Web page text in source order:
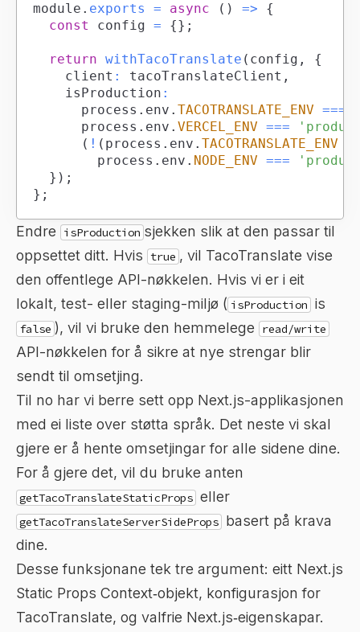
module . exports = async ( ) =>
{
const
config = {} ;
return withTacoTranslate ( config ,
{
		client
: tacoTranslateClient ,
		isProduction
:
			process
. env . TACOTRANSLATE_ENV ===
			process
. env . VERCEL_ENV ===
( ! ( process . env . TACOTRANSLATE_ENV
				process
. env . NODE_ENV ===
} ) ;
} ;
Endre isProduction sjekken slik at den passar til
oppsettet ditt. Hvis true , vil TacoTranslate vise
den offentlege API-nøkkelen. Hvis vi er i eit
lokalt, test- eller staging-miljø ( isProduction is
false ), vil vi bruke den hemmelege read/write
API-nøkkelen for å sikre at nye strengar blir
sendt til omsetjing.
Til no har vi berre sett opp Next.js-applikasjonen
med ei liste over støtta språk. Det neste vi skal
gjere er å hente omsetjingar for alle sidene dine.
For å gjere det, vil du bruke anten
getTacoTranslateStaticProps eller
getTacoTranslateServerSideProps basert på krava
dine.
Desse funksjonane tek tre argument: eitt Next.js
Static Props Context‑objekt, konfigurasjon for
TacoTranslate, og valfrie Next.js‑eigenskapar.